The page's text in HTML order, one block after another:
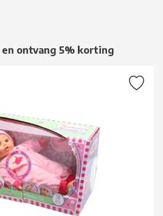
en ontvang 5% korting